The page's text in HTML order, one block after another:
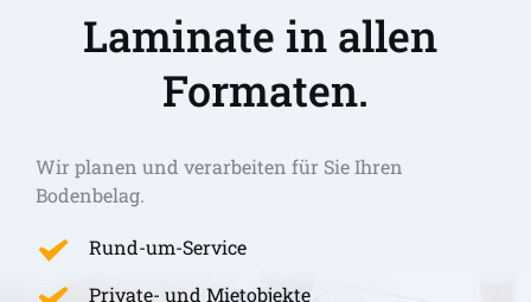
Laminate in allen
Formaten.
Wir planen und verarbeiten für Sie Ihren
Bodenbelag.
Rund-um-Service
Private- und Mietobjekte